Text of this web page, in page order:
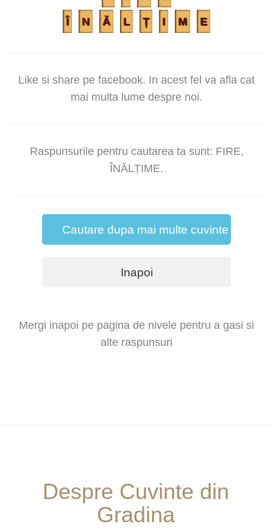
Î N Ă L Ț I M E
Like si share pe facebook. In acest fel va afla cat
mai multa lume despre noi.
Raspunsurile pentru cautarea ta sunt: FIRE,
ÎNĂLȚIME.
Cautare dupa mai multe cuvinte
Inapoi
Mergi inapoi pe pagina de nivele pentru a gasi si
alte raspunsuri
Despre Cuvinte din
Gradina